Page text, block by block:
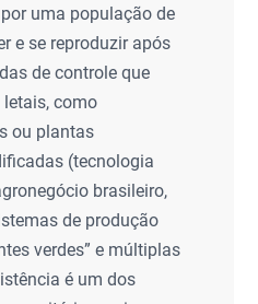
uma população de
e se reproduzir após
de controle que
letais, como
ou plantas
(tecnologia
brasileiro,
de produção
verdes” e múltiplas
é um dos